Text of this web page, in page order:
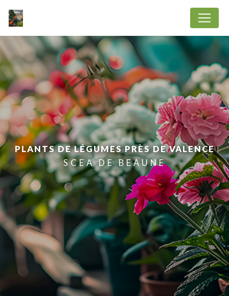
PLANTS DE LÉGUMES PRÈS DE VALENCE
SCEA DE BEAUNE